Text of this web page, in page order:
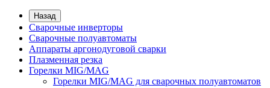
Назад
Сварочные инверторы
Сварочные полуавтоматы
Аппараты аргонодуговой сварки
Плазменная резка
Горелки MIG/MAG
Горелки MIG/MAG для сварочных полуавтоматов